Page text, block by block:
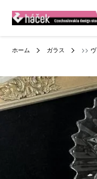
ホーム ガラス >>